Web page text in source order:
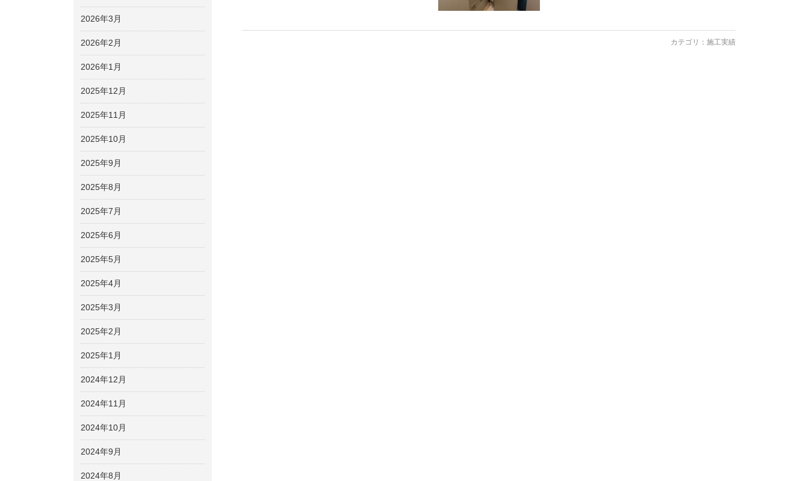
カテゴリ： 施工実績
2026年3月
2026年2月
2026年1月
2025年12月
2025年11月
2025年10月
2025年9月
2025年8月
2025年7月
2025年6月
2025年5月
2025年4月
2025年3月
2025年2月
2025年1月
2024年12月
2024年11月
2024年10月
2024年9月
2024年8月